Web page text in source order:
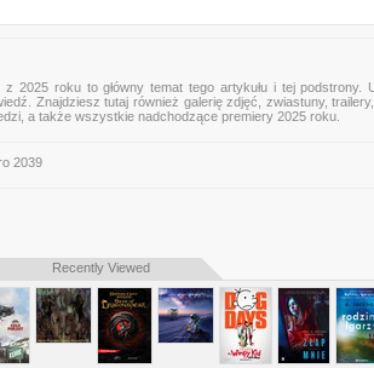
z 2025 roku to główny temat tego artykułu i tej podstrony.
Znajdziesz tutaj również galerię zdjęć, zwiastuny,
a także wszystkie nadchodzące premiery 2025 roku.
2039
Recently Viewed